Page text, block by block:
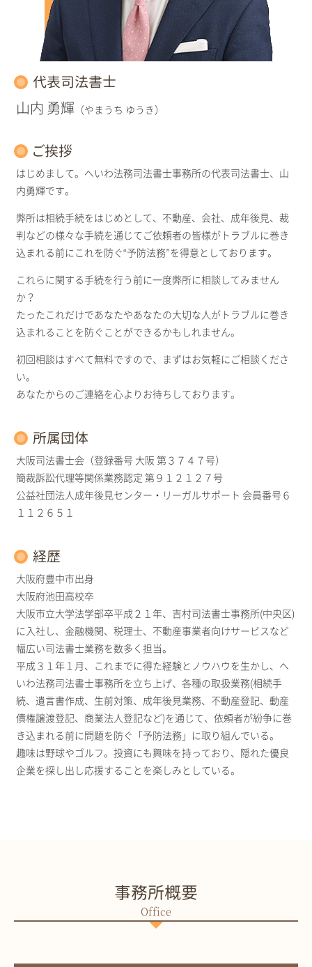
代表司法書士
山内 勇輝 （やまうち ゆうき）
ご挨拶
はじめまして。へいわ法務司法書士事務所の代表司法書士、山
内勇輝です。
弊所は相続手続をはじめとして、不動産、会社、成年後見、裁
判などの様々な手続を通じてご依頼者の皆様がトラブルに巻き
込まれる前にこれを防ぐ“予防法務”を得意としております。
これらに関する手続を行う前に一度弊所に相談してみません
か？
たったこれだけであなたやあなたの大切な人がトラブルに巻き
込まれることを防ぐことができるかもしれません。
初回相談はすべて無料ですので、まずはお気軽にご相談くださ
い。
あなたからのご連絡を心よりお待ちしております。
所属団体
大阪司法書士会（登録番号 大阪 第３７４７号）
簡裁訴訟代理等関係業務認定 第９１２１２７号
公益社団法人成年後見センター・リーガルサポート 会員番号６
１１２６５１
経歴
大阪府豊中市出身
大阪府池田高校卒
大阪市立大学法学部卒平成２１年、吉村司法書士事務所(中央区)
に入社し、金融機関、税理士、不動産事業者向けサービスなど
幅広い司法書士業務を数多く担当。
平成３１年１月、これまでに得た経験とノウハウを生かし、へ
いわ法務司法書士事務所を立ち上げ、各種の取扱業務(相続手
続、遺言書作成、生前対策、成年後見業務、不動産登記、動産
債権譲渡登記、商業法人登記など)を通じて、依頼者が紛争に巻
き込まれる前に問題を防ぐ「予防法務」に取り組んでいる。
趣味は野球やゴルフ。投資にも興味を持っており、隠れた優良
企業を探し出し応援することを楽しみとしている。
事務所概要